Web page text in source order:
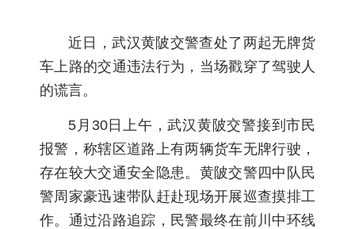
近日，武汉黄陂交警查处了两起无牌货
车上路的交通违法行为，当场戳穿了驾驶人
的谎言。
5月30日上午，武汉黄陂交警接到市民
报警，称辖区道路上有两辆货车无牌行驶，
存在较大交通安全隐患。黄陂交警四中队民
警周家豪迅速带队赶赴现场开展巡查摸排工
作。通过沿路追踪，民警最终在前川中环线